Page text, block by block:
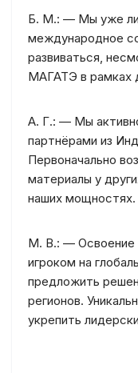
Б. М.: — Мы уже
международное
развиваться,
МАГАТЭ в рамках
А. Г.: — Мы
партнёрами из
Первоначально
материалы у
наших мощностях.
М. В.: — Освоение
игроком на
предложить
регионов.
укрепить